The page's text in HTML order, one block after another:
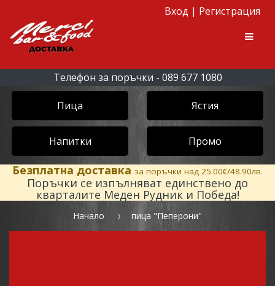
Вход | Регистрация
Skip to navigation
Skip to content
Телефон за поръчки - 089 677 1080
Пица Ястия
Напитки Промо
Безплатна доставка за поръчки над 25.00€/48.90лв.
Поръчки се изпълняват единствено до
кварталите Меден Рудник и Победа!
Начало пица "Пеперони"